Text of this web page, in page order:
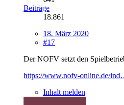
Beiträge
18.861
18. März 2020
#17
Der NOFV setzt den
https://www.nofv-online.de/
Inhalt melden